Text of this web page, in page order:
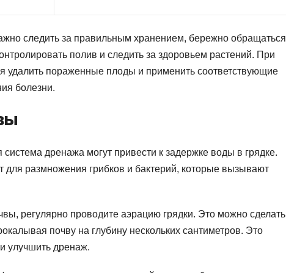
следить за правильным хранением, бережно обращаться
полив и следить за здоровьем растений. При
удалить пораженные плоды и применить соответствующие
болезни.
дренажа могут привести к задержке воды в грядке.
для размножения грибков и бактерий, которые вызывают
регулярно проводите аэрацию грядки. Это можно сделать
почву на глубину нескольких сантиметров. Это
улучшить дренаж.